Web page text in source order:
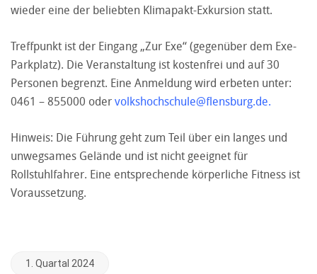
wieder eine der beliebten Klimapakt-Exkursion statt.
Treffpunkt ist der Eingang „Zur Exe“ (gegenüber dem Exe-
Parkplatz). Die Veranstaltung ist kostenfrei und auf 30
Personen begrenzt. Eine Anmeldung wird erbeten unter:
0461 – 855000 odervolkshochschule@flensburg.de.
Hinweis: Die Führung geht zum Teil über ein langes und
unwegsames Gelände und ist nicht geeignet für
Rollstuhlfahrer. Eine entsprechende körperliche Fitness ist
Voraussetzung.
1. Quartal 2024